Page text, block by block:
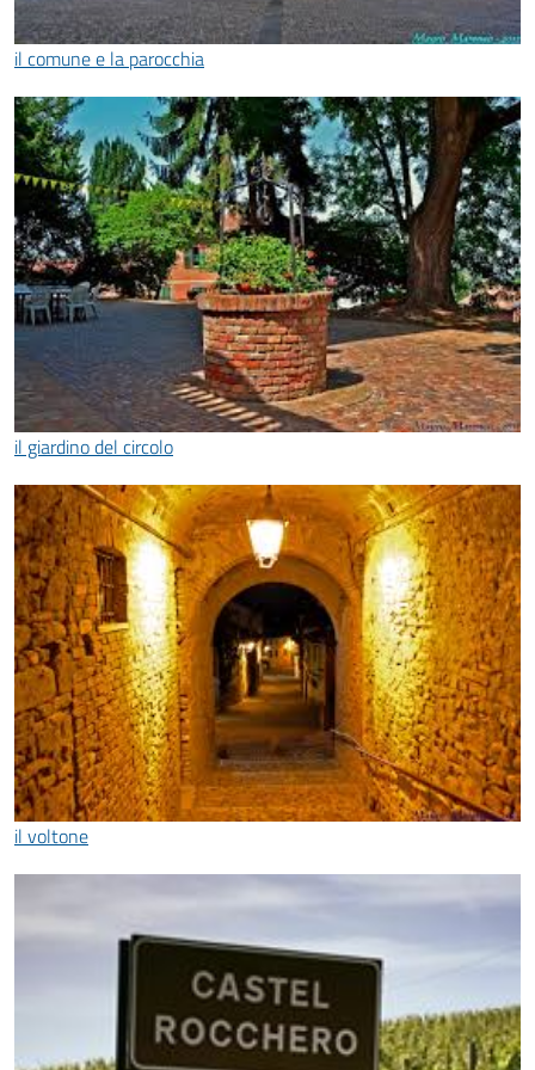
il comune e la parocchia
il giardino del circolo
il voltone